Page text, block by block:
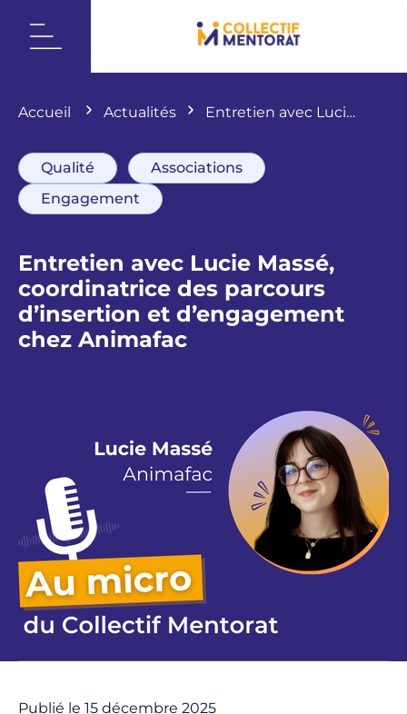
Accueil Actualités
Entretien avec Lucie
et d’engagement chez Animafac
Qualité
Associations
Engagement
Entretien avec Lucie Massé,
coordinatrice des parcours
d’insertion et d’engagement
chez Animafac
Publié le 15 décembre 2025